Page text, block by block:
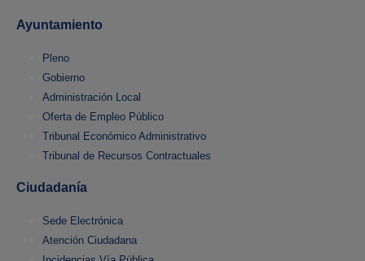
Ayuntamiento
Pleno
Gobierno
Administración Local
Oferta de Empleo Público
Tribunal Económico Administrativo
Tribunal de Recursos Contractuales
Ciudadanía
Sede Electrónica
Atención Ciudadana